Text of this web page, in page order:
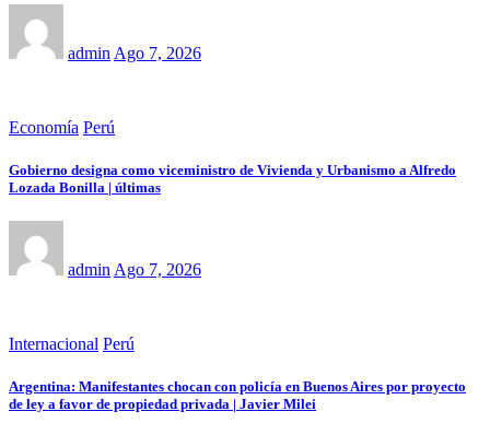
admin Ago 7, 2026
Economía Perú
Gobierno designa como viceministro de Vivienda y Urbanismo a Alfredo
Lozada Bonilla | últimas
admin Ago 7, 2026
Internacional Perú
Argentina: Manifestantes chocan con policía en Buenos Aires por proyecto
de ley a favor de propiedad privada | Javier Milei